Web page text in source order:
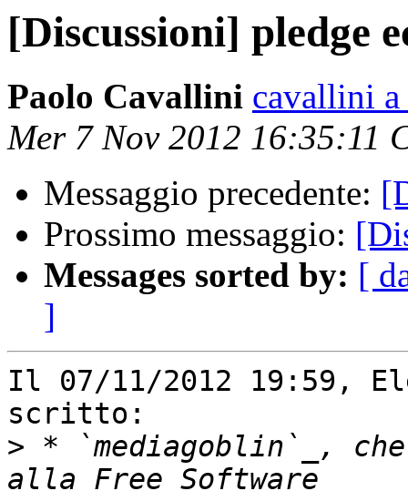
[Discussioni] pledge
Paolo Cavallini cavallini
Mer 7 Nov 2012 16:35:11
Messaggio precedente:
Prossimo messaggio:
Messages sorted by: [
]
Il 07/11/2012 19:59,
scritto:
> * `mediagoblin`_,